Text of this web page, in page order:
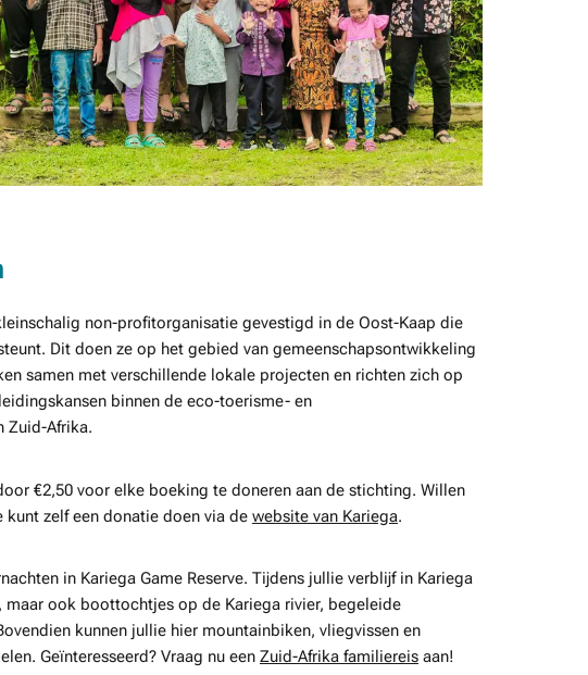
non-profitorganisatie gevestigd in de Oost-Kaap die
Dit doen ze op het gebied van gemeenschapsontwikkeling
samen met verschillende lokale projecten en richten zich op
binnen de eco-toerisme- en
Zuid-Afrika.
€2,50 voor elke boeking te doneren aan de stichting. Willen
zelf een donatie doen via de website van Kariega.
in Kariega Game Reserve. Tijdens jullie verblijf in Kariega
maar ook boottochtjes op de Kariega rivier, begeleide
kunnen jullie hier mountainbiken, vliegvissen en
Geïnteresseerd? Vraag nu een Zuid-Afrika familiereis aan!